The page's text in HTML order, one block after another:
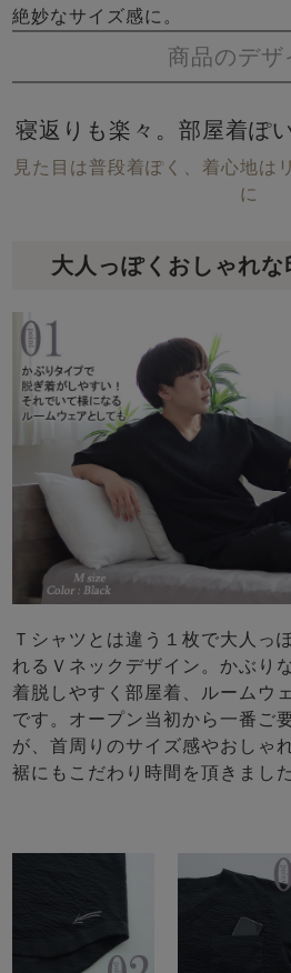
絶妙なサイズ感に。
商品のデザ
寝返りも楽々。部屋着ぽ
見た目は普段着ぽく、着心地は
に
大人っぽくおしゃれな
Ｔシャツとは違う１枚で大人っ
れるＶネックデザイン。かぶり
着脱しやすく部屋着、ルームウ
です。オープン当初から一番ご
が、首周りのサイズ感やおしゃ
裾にもこだわり時間を頂きました